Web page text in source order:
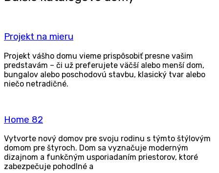
Pro­jekt na mieru
Pro­jekt vášho domu vie­me prispô­so­biť pres­ne vašim
pred­sta­vám – či už pre­fe­ru­je­te väč­ší ale­bo men­ší dom,
bun­ga­lov ale­bo poscho­do­vú stav­bu, kla­sic­ký tvar ale­bo
nie­čo netradičné.
Home 82
Vytvor­te nový domov pre svo­ju rodi­nu s tým­to štý­lo­vým
domom pre šty­roch. Dom sa vyzna­ču­je moder­ným
diza­j­nom a funkč­ným uspo­ri­a­da­ním pries­to­rov, kto­ré
zabez­pe­ču­je poho­dl­né a